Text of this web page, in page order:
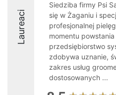
Laureaci
Siedziba firmy Psi
się w Żaganiu i
profesjonalnej
momentu
przedsiębiorstwo
zdobywa uznanie,
zakres usług
dostosowanych ...